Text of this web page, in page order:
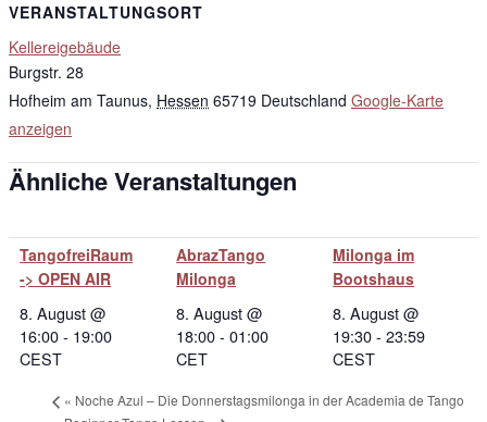
VERANSTALTUNGSORT
Kellereigebäude
Burgstr. 28
Hofheim am Taunus, Hessen 65719 Deutschland Google-Karte
anzeigen
Ähnliche Veranstaltungen
TangofreiRaum
-> OPEN AIR
8. August @
16:00- 19:00
CEST
AbrazTango
Milonga
8. August @
18:00-01:00
CET
Milonga im
Bootshaus
8. August @
19:30-23:59
CEST
« Noche Azul – Die Donnerstagsmilonga in der Academia de Tango